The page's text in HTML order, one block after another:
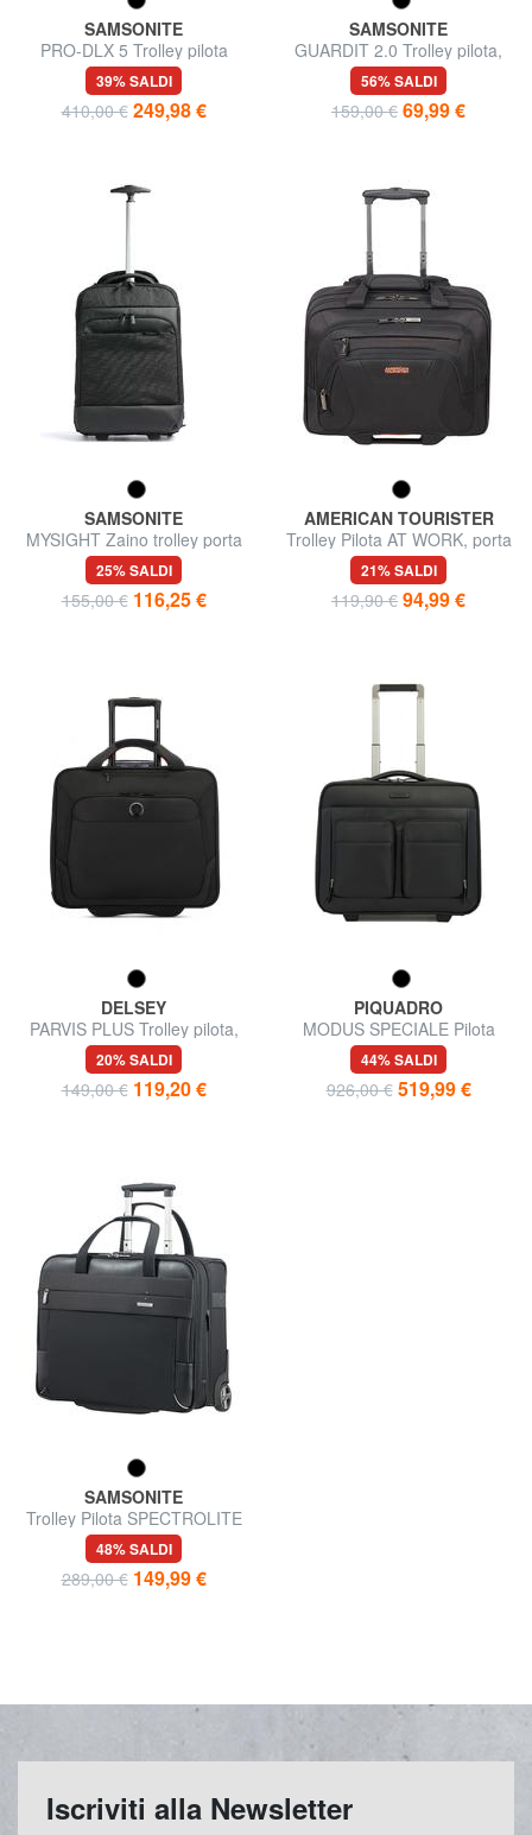
SAMSONITE
PRO-DLX 5 Trolley pilota
porta PC 15,6"
39% SALDI
410,00 € 249,98 €
SAMSONITE
GUARDIT 2.0 Trolley pilota,
porta PC 17,3"
56% SALDI
159,00 € 69,99 €
SAMSONITE
MYSIGHT Zaino trolley porta
pc 17"
25% SALDI
155,00 € 116,25 €
AMERICAN TOURISTER
Trolley Pilota AT WORK, porta
tablet e PC 15.6"
21% SALDI
119,90 € 94,99 €
DELSEY
PARVIS PLUS Trolley pilota,
porta pc 17"
20% SALDI
149,00 € 119,20 €
PIQUADRO
MODUS SPECIALE Pilota
porta PC 15,6"
44% SALDI
926,00 € 519,99 €
SAMSONITE
Trolley Pilota SPECTROLITE
2.0, porta PC 17,3"
48% SALDI
289,00 € 149,99 €
Iscriviti alla Newsletter